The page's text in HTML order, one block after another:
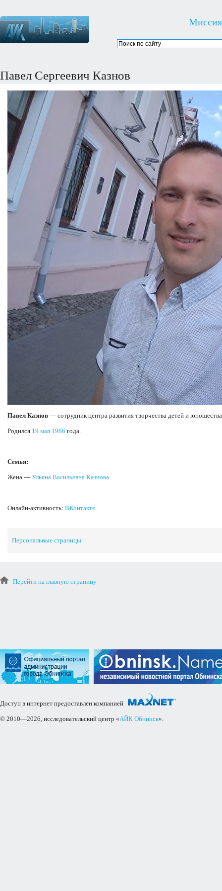
Миссия
Павел Сергеевич Казнов
Павел Казнов — сотрудник центра развития творчества детей и
Родился 19 мая 1986 года.
Семья:
Жена — Ульяна Васильевна Казнова.
Онлайн-активность: ВКонтакте.
Персональные страницы
Перейти на главную страницу
Доступ в интернет предоставлен компанией
© 2010—2026, исследовательский центр «АЙК Обнинск».